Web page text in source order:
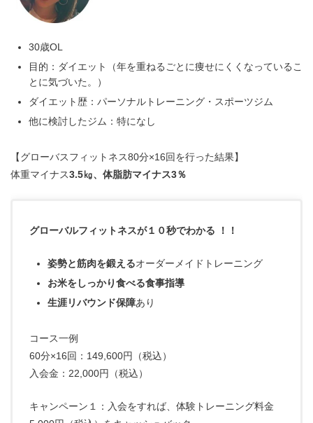
30歳OL
目的：ダイエット（年を重ねるごとに痩せにくくなっているこ
とに気づいた。）
ダイエット歴：パーソナルトレーニング・スポーツジム
他に検討したジム：特になし
【グローバスフィットネス80分×16回を行った結果】
体重マイナス3.5㎏、体脂肪マイナス3％
グローバルフィットネスが１０秒でわかる ！！
姿勢と筋肉を鍛えるオーダーメイドトレーニング
お米をしっかり食べる食事指導
生涯リバウンド保障あり
コース一例
60分×16回：149,600円（税込）
入会金：22,000円（税込）
キャンペーン１：入会をすれば、体験トレーニング料金